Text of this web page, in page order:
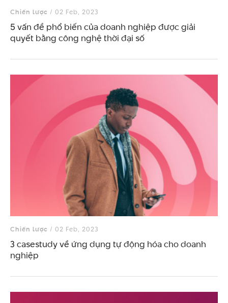
Chiến lược / 02 Feb, 2023
5 vấn đề phổ biến của doanh nghiệp được giải
quyết bằng công nghệ thời đại số
Chiến lược / 02 Feb, 2023
3 casestudy về ứng dụng tự động hóa cho doanh
nghiệp